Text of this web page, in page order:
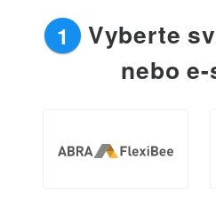
1 Vyberte
nebo